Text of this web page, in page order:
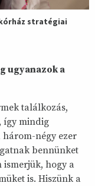
stratégiai
ugyanazok a
találkozás,
így mindig
négy ezer
bennünket
ismerjük, hogy a
is. Hiszünk a